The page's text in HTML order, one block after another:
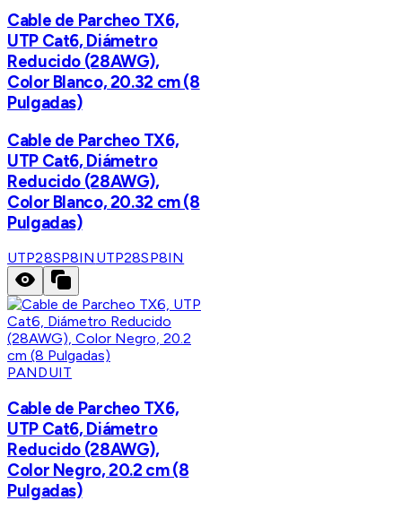
Cable de Parcheo TX6,
UTP Cat6, Diámetro
Reducido (28AWG),
Color Blanco, 20.32 cm (8
Pulgadas)
Cable de Parcheo TX6,
UTP Cat6, Diámetro
Reducido (28AWG),
Color Blanco, 20.32 cm (8
Pulgadas)
UTP28SP8IN UTP28SP8IN
PANDUIT
Cable de Parcheo TX6,
UTP Cat6, Diámetro
Reducido (28AWG),
Color Negro, 20.2 cm (8
Pulgadas)